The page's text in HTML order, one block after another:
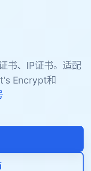
书、IP证书。适配
Encrypt和